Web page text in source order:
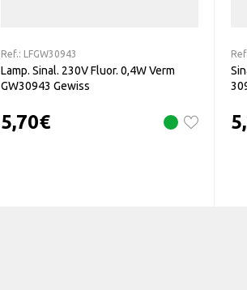
Ref.: LFGW30943
Lamp. Sinal. 230V Fluor. 0,4W Verm
GW30943 Gewiss
5,70€